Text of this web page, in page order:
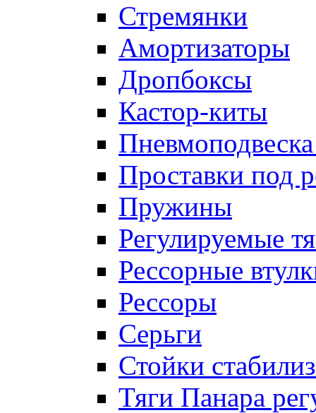
Стремянки
Амортизаторы
Дропбоксы
Кастор-киты
Проставки под
Пружины
Регулируемые
Рессорные
Рессоры
Серьги
Стойки
Тяги Панара